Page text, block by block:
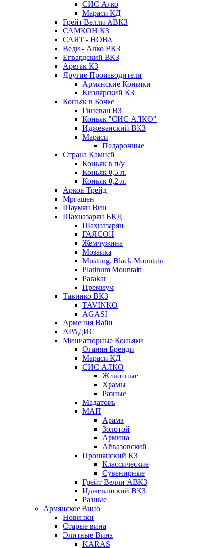
СИС Алко
Мараси КД
Грейт Велли АВКЗ
САМКОН КЗ
САЯТ - НОВА
Веди - Алко ВКЗ
Егвардский ВКЗ
Арегак КЗ
Другие Производители
Армянские Коньяки
Кизлярский КЗ
Коньяк в Бочке
Гиневан ВЗ
Коньяк "СИС АЛКО"
Иджеванский ВКЗ
Мараси
Подарочные
Страна Камней
Коньяк в п/у
Коньяк 0,5 л.
Коньяк 0,2 л.
Аркон Трейд
Мргашен
Шаумян Вин
Шахназарян ВКД
Шахназарян
ГАЯСОН
Жемчужина
Мозаика
Mustang. Black Mountain
Platinum Mountain
Parakar
Премиум
Тавинко ВКЗ
TAVINKO
AGASI
Армения Вайн
АРАДИС
Миниатюрные Коньяки
Оганян Бренди
Мараси КД
СИС АЛКО
Животные
Храмы
Разные
Мадатовъ
МАП
Арамэ
Золотой
Армина
Айвазовский
Прошянский КЗ
Классические
Сувенирные
Грейт Велли АВКЗ
Иджеванский ВКЗ
Разные
Армянское Вино
Новинки
Старые вина
Элитные Вина
KARAS